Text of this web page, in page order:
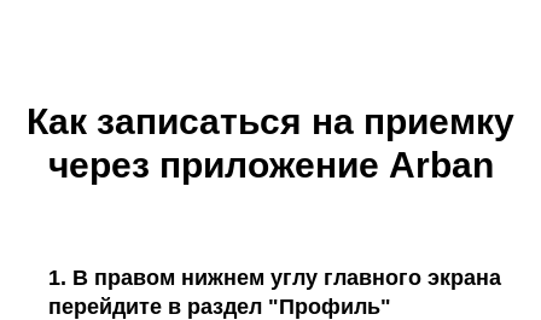
Как записаться на приемку
через приложение Arban
1. В правом нижнем углу главного экрана
перейдите в раздел "Профиль"